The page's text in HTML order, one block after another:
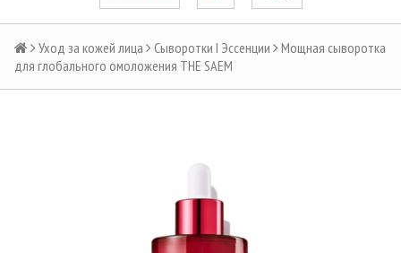
Уход за кожей лица Сыворотки I Эссенции
Мощная сыворотка
для глобального омоложения THE SAEM